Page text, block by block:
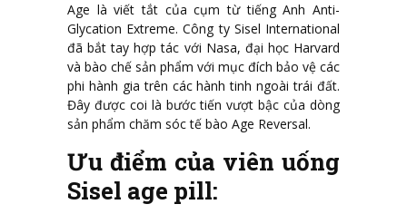
Age là viết tắt của cụm từ tiếng Anh Anti-
Glycation Extreme. Công ty Sisel International
đã bắt tay hợp tác với Nasa, đại học Harvard
và bào chế sản phẩm với mục đích bảo vệ các
phi hành gia trên các hành tinh ngoài trái đất.
Đây được coi là bước tiến vượt bậc của dòng
sản phẩm chăm sóc tế bào Age Reversal.
Ưu điểm của viên uống
Sisel age pill: